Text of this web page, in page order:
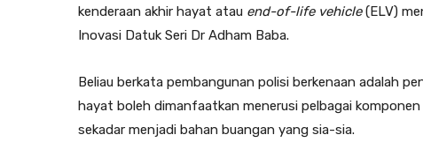
kenderaan akhir hayat atau end-of-life vehicle(ELV)
Inovasi Datuk Seri Dr Adham Baba.
Beliau berkata pembangunan polisi berkenaan adalah
hayat boleh dimanfaatkan menerusi pelbagai
sekadar menjadi bahan buangan yang sia-sia.